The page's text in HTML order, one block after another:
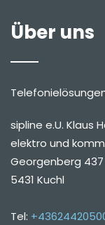
Über uns
sipline e.U. Klaus
elektro und
Georgenberg 437
5431 Kuchl
Tel: